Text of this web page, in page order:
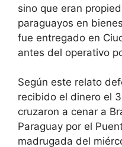
sino que eran
paraguayos en
fue entregado en
antes del operativo
Según este relato
recibido el dinero el
cruzaron a cenar a
Paraguay por el
madrugada del